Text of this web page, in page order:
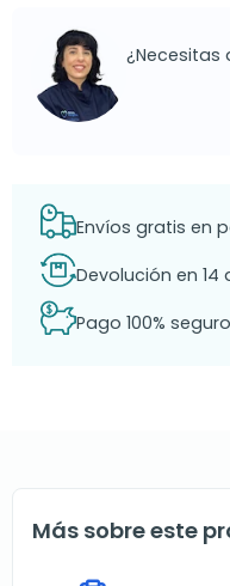
¿Necesitas
Envíos gratis en
Devolución en
Pago 100%
Más sobre este